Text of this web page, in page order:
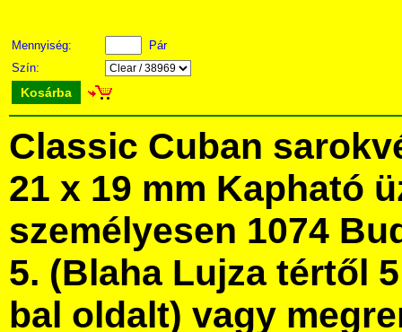
Mennyiség:
Pár
Szín:
Kosárba
Classic Cuban
21 x 19 mm Kapható
személyesen 1074
5. (Blaha Lujza tértől
bal oldalt) vagy